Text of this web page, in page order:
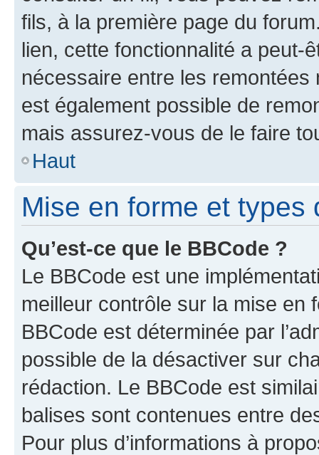
fils, à la première page du
lien, cette fonctionnalité a peut-
nécessaire entre les remontées
est également possible de
mais assurez-vous de le faire
Haut
Mise en forme et types
Qu’est-ce que le BBCode ?
Le BBCode est une
meilleur contrôle sur la mise en
BBCode est déterminée par
possible de la désactiver sur
rédaction. Le BBCode est
balises sont contenues entre
Pour plus d’informations à